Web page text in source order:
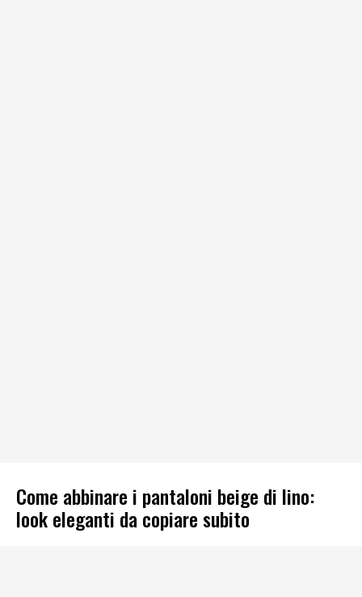
Come abbinare i pantaloni beige di lino:
look eleganti da copiare subito